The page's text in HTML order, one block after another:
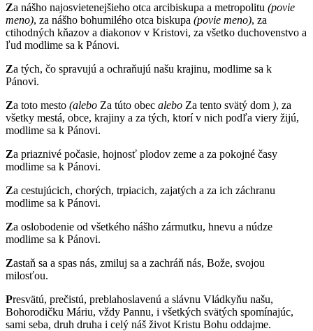
Za nášho najosvietenejšieho otca arcibiskupa a metropolitu (povie
meno), za nášho bohumilého otca biskupa (povie meno), za
ctihodných kňazov a diakonov v Kristovi, za všetko duchovenstvo a
ľud modlime sa k Pánovi.
Za tých, čo spravujú a ochraňujú našu krajinu, modlime sa k
Pánovi.
Za toto mesto (alebo Za túto obec alebo Za tento svätý dom ), za
všetky mestá, obce, krajiny a za tých, ktorí v nich podľa viery žijú,
modlime sa k Pánovi.
Za priaznivé počasie, hojnosť plodov zeme a za pokojné časy
modlime sa k Pánovi.
Za cestujúcich, chorých, trpiacich, zajatých a za ich záchranu
modlime sa k Pánovi.
Za oslobodenie od všetkého nášho zármutku, hnevu a núdze
modlime sa k Pánovi.
Zastaň sa a spas nás, zmiluj sa a zachráň nás, Bože, svojou
milosťou.
Presvätú, prečistú, preblahoslavenú a slávnu Vládkyňu našu,
Bohorodičku Máriu, vždy Pannu, i všetkých svätých spomínajúc,
sami seba, druh druha i celý náš život Kristu Bohu oddajme.